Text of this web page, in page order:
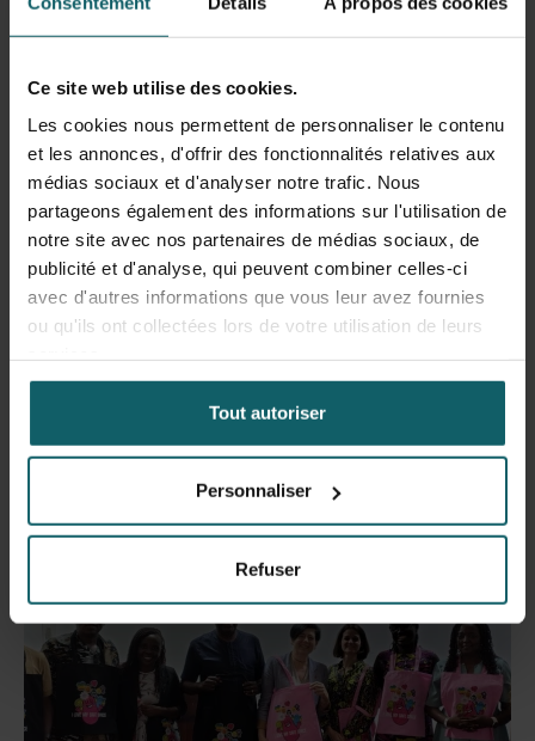
Ce site web utilise des cookies.
Les cookies nous permettent de personnaliser le contenu
et les annonces, d'offrir des fonctionnalités relatives aux
médias sociaux et d'analyser notre trafic. Nous
partageons également des informations sur l'utilisation de
notre site avec nos partenaires de médias sociaux, de
publicité et d'analyse, qui peuvent combiner celles-ci
avec d'autres informations que vous leur avez fournies
ou qu'ils ont collectées lors de votre utilisation de leurs
Tout autoriser
Personnaliser
Refuser
VIH et stigmatisation
À l'occasion de la Journée internationale contre
l'homophobie, la biphobie et la transphobie, l'IMT, en
collaboration avec la Haute école KdG, a sensibilisé le
public à la discrimination subie par les communautés
LGBTQIA+ et promu l'égalité et l'inclusion. Nous avons
présenté notre campagne ainsi que des outils
pratiques pour soutenir des environnements
inclusifs.